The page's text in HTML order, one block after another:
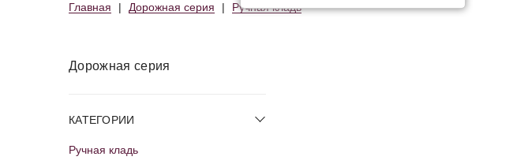
Главная Дорожная серия Ручная кладь
Дорожная серия
КАТЕГОРИИ
Ручная кладь